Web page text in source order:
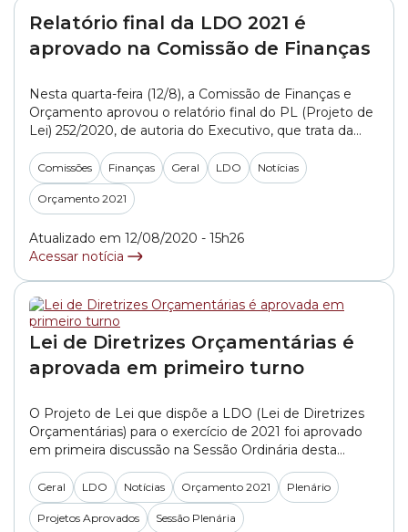
Relatório final da LDO 2021 é
aprovado na Comissão de Finanças
Nesta quarta-feira (12/8), a Comissão de Finanças e
Orçamento aprovou o relatório final do PL (Projeto de
Lei) 252/2020, de autoria do Executivo, que trata da
LDO (Lei de Diretrizes Orçamentárias) para o exercício
de 2021. Agora, o projeto segue para segunda e
definitiva votação no Plenário da Câmara. A LDO
Comissões Finanças Geral LDO Notícias
Orçamento 2021
Atualizado em 12/08/2020 - 15h26
Acessar notícia
Lei de Diretrizes Orçamentárias é
aprovada em primeiro turno
O Projeto de Lei que dispõe a LDO (Lei de Diretrizes
Orçamentárias) para o exercício de 2021 foi aprovado
em primeira discussão na Sessão Ordinária desta
quinta-feira (30/7). O PL 252/2020, do
Executivo, estabelece as metas fiscais e as prioridades
da administração pública para o ano que vem. A sessão
foi presidida pelo vereador Antonio Donato (PT). A Lei...
Geral LDO Notícias Orçamento 2021 Plenário
Projetos Aprovados Sessão Plenária